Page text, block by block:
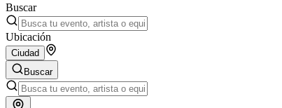
Buscar
Ubicación
Ciudad
Buscar